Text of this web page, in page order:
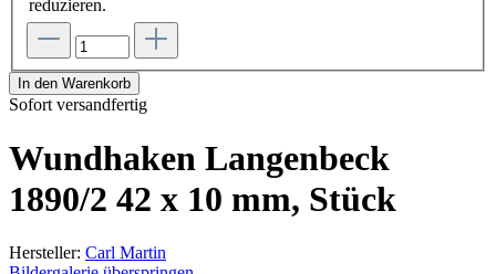
reduzieren.
In den Warenkorb
Sofort versandfertig
Wundhaken Langenbeck
1890/2 42 x 10 mm, Stück
Hersteller: Carl Martin